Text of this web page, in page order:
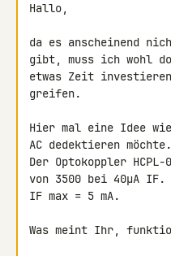
Hallo,
da es anscheinend
gibt, muss ich wohl
etwas Zeit
greifen.
Hier mal eine Idee
AC dedektieren möchte.
Der Optokoppler
von 3500 bei 40µA IF.
IF max = 5 mA.
Was meint Ihr,